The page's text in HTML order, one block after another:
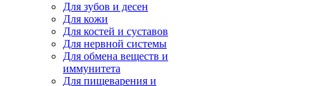
Для зубов и десен
Для кожи
Для костей и суставов
Для нервной системы
Для обмена веществ и
иммунитета
Для пищеварения и